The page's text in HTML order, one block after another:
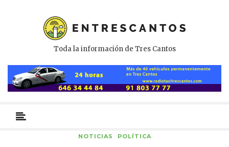
Toda la información de Tres Cantos
primario
NOTICIAS POLÍTICA